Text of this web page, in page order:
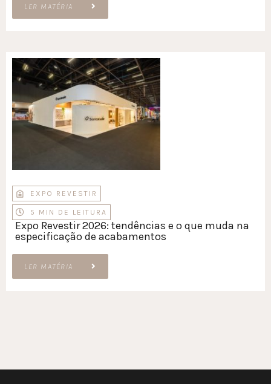
LER MATÉRIA
EXPO REVESTIR
5 MIN DE LEITURA
Expo Revestir 2026: tendências e o que muda na
especificação de acabamentos
LER MATÉRIA